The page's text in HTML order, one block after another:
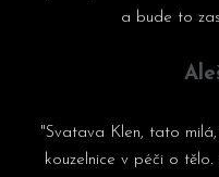
a bude to
"Svatava Klen, tato
kouzelnice v péči o